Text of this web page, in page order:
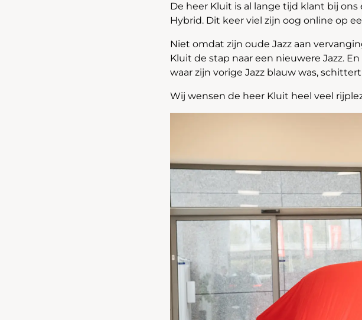
De heer Kluit is al lange tijd klant bij
Hybrid. Dit keer viel zijn oog online op
Niet omdat zijn oude Jazz aan
Kluit de stap naar een nieuwere Jazz.
waar zijn vorige Jazz blauw was,
Wij wensen de heer Kluit heel veel